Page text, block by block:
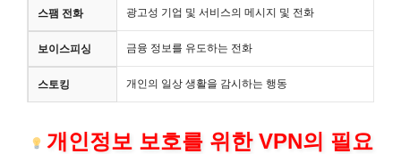
스팸 전화 광고성 기업 및 서비스의 메시지 및 전화
보이스피싱 금융 정보를 유도하는 전화
스토킹 개인의 일상 생활을 감시하는 행동
개인정보 보호를 위한 VPN의 필요